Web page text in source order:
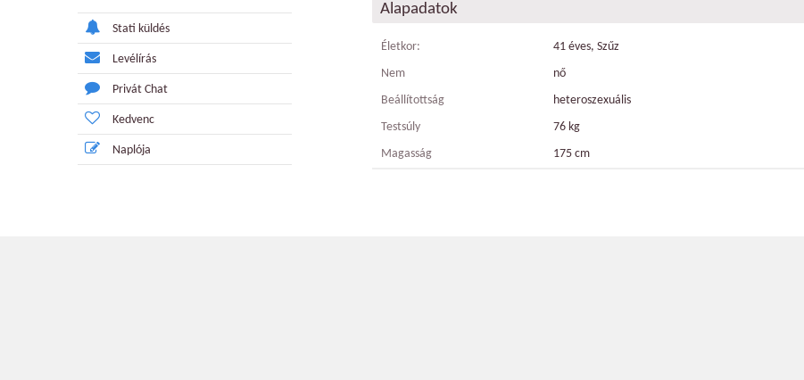
Stati küldés
Levélírás
Privát Chat
Kedvenc
Naplója
Alapadatok
Életkor:
41 éves, Szűz
Nem
nő
Beállítottság
heteroszexuális
Testsúly
76 kg
Magasság
175 cm